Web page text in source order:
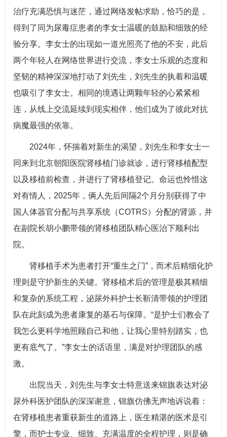
治疗充满恐惧与迷茫，通过网络发帖求助，恰巧的是，
得到了同为尿毒症患者的李女士温暖的鼓励和细致的经
验分享。李女士的出现如一道光照亮了他的不安，此后
两个年轻人在网络世界进行交流，李女士乐观的态度和
坚韧的精神深深地打动了刘先生，刘先生的执着和温暖
也吸引了李女士。相同的境遇让两颗年轻的心紧紧相
连，从线上交流延续到现实相伴，他们成为了彼此对抗
病魔最强的依靠。
2024年，怀揣着对新生的渴望，刘先生和李女士一
同来到北京朝阳医院肾移植门诊就诊，进行肾移植配型
以及移植前检查，并进行了肾移植登记。命运也怜惜这
对有情人，2025年，俩人先后间隔2个月分别获得了中
国人体器官分配与共享系统（COTRS）分配的肾源，并
在副院长胡小鹏带领的肾移植团队精心医治下顺利出
院。
肾移植手术为患者打开“重生之门”，而术后精细化护
理则是守护新生的关键。肾移植术后的管理是极其精细
和复杂的系统工程，泌尿外科护士长靳清带领的护理团
队在此刻成为患者康复的基石与保障。“是护士们教会了
我怎么更科学地照顾自己和他，让我心里特别踏实，也
更有底气了。”李女士的话语里，满是对护理团队的感
激。
出院当天，刘先生与李女士特意送来锦旗表达对泌
尿外科医护团队的深深谢意，锦旗仿佛无声地诉说着：
在肾移植患者重获新生的道路上，医生精湛的医术是引
擎，而护士专业、细致、充满温度的全程护理，则是确